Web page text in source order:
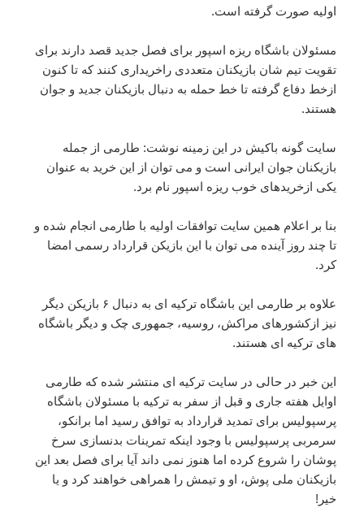
اولیه صورت گرفته است.
مسئولان باشگاه ریزه اسپور برای فصل جدید قصد دارند برای
تقویت تیم شان بازیکنان متعددی راخریداری کنند که تا کنون
ازخط دفاع گرفته تا خط حمله به دنبال بازیکنان جدید و جوان
هستند.
سایت گونه باکیش در این زمینه نوشت: طارمی از جمله
بازیکنان جوان ایرانی است و می توان از این خرید به عنوان
یکی ازخریدهای خوب ریزه اسپور نام برد.
بنا بر اعلام همین سایت توافقات اولیه با طارمی انجام شده و
تا چند روز آینده می توان با این بازیکن قرارداد رسمی امضا
کرد.
علاوه بر طارمی این باشگاه ترکیه ای به دنبال ۶ بازیکن دیگر
نیز ازکشورهای مراکش، روسیه، جمهوری چک و دیگر باشگاه
های ترکیه ای هستند.
این خبر در حالی در سایت ترکیه ای منتشر شده که طارمی
اوایل هفته جاری و قبل از سفر به ترکیه با مسئولان باشگاه
پرسپولیس برای تمدید قرارداد به توافق رسید اما برانکو،
سرمربی پرسپولیس با وجود اینکه تمرینات بدنسازی سرخ
پوشان را شروع کرده اما هنوز نمی داند آیا برای فصل بعد این
بازیکنان ملی پوش، او و تیمش را همراهی خواهند کرد و یا
خیر!